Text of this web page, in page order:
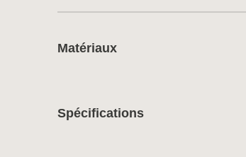
Matériaux
Spécifications